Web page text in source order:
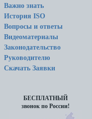
Важно знать
История ISO
Вопросы и ответы
Видеоматериалы
Законодательство
Руководителю
Скачать Заявки
БЕСПЛАТНЫЙ
звонок по России!